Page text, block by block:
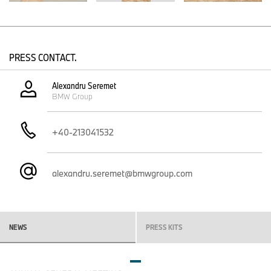
Piesa centrală a bateriei de înaltă tensiune - celula cilindrică de
baterie BMW - are o densitate de energie cu 20% mai mare
decât celulele prismatice utilizate anterior. Celulele sunt integrate
direct în bateria de înaltă tensiune, care joacă un rol important în
structura caroseriei modelelor Neue Klasse după principiile “pack-
clienţii noştri pot adăuga peste 350 km* maxim (WLTP) la
autonomia automobilelor lor în doar 10 minute. Tehnologia Gen6
PRESS CONTACT.
Alexandru Seremet
BMW Group
+40-213041532
alexandru.seremet@bmwgroup.com
NEWS PRESS KITS